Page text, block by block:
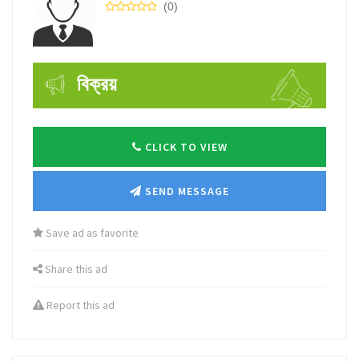
(0)
বিক্রয়
CLICK TO VIEW
SEND MESSAGE
Save ad as favorite
Share this ad
Report this ad